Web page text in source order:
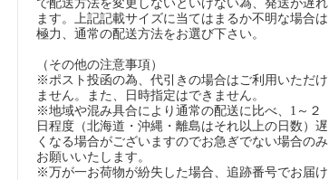
で配送方法を変更しないといけない為、発送が遅れ
ます。上記記載サイズに当てはまるか不明な場合は
極力、通常の配送方法をお選び下さい。
（その他の注意事項）
※ポスト投函の為、代引きの場合はご利用いただけ
ません。また、日時指定はできません。
※地域や混み具合により通常の配送に比べ、1～２
日程度（北海道・沖縄・離島はそれ以上の日数）遅
くなる場合がございますのでお急ぎでない場合のみ
お願いいたします。
※万が一お荷物が紛失した場合、追跡番号でお届け